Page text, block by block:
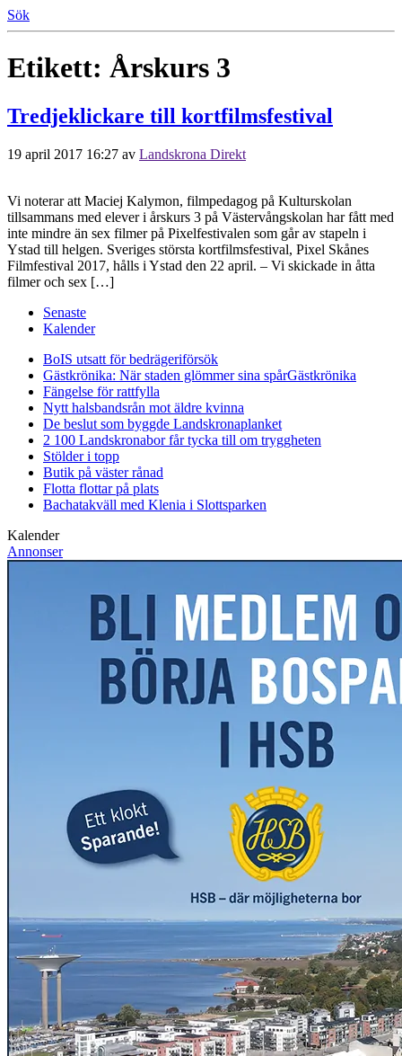
Sök
Etikett: Årskurs 3
Tredjeklickare till kortfilmsfestival
19 april 2017 16:27 av Landskrona Direkt
Vi noterar att Maciej Kalymon, filmpedagog på Kulturskolan
tillsammans med elever i årskurs 3 på Västervångskolan har fått med
inte mindre än sex filmer på Pixelfestivalen som går av stapeln i
Ystad till helgen. Sveriges största kortfilmsfestival, Pixel Skånes
Filmfestival 2017, hålls i Ystad den 22 april. – Vi skickade in åtta
filmer och sex […]
Senaste
Kalender
BoIS utsatt för bedrägeriförsök
Gästkrönika: När staden glömmer sina spårGästkrönika
Fängelse för rattfylla
Nytt halsbandsrån mot äldre kvinna
De beslut som byggde Landskronaplanket
2 100 Landskronabor får tycka till om tryggheten
Stölder i topp
Butik på väster rånad
Flotta flottar på plats
Bachatakväll med Klenia i Slottsparken
Kalender
Annonser